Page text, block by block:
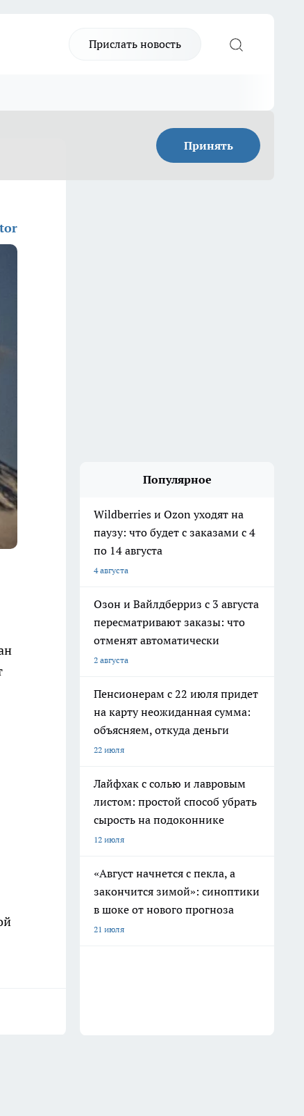
Прислать новость
Принять
Популярное
Wildberries и Ozon уходят на
паузу: что будет с заказами с 4
по 14 августа
4 августа
Озон и Вайлдберриз с 3 августа
пересматривают заказы: что
отменят автоматически
2 августа
Пенсионерам с 22 июля придет
на карту неожиданная сумма:
объясняем, откуда деньги
22 июля
Лайфхак с солью и лавровым
листом: простой способ убрать
сырость на подоконнике
12 июля
«Август начнется с пекла, а
закончится зимой»: синоптики
в шоке от нового прогноза
21 июля